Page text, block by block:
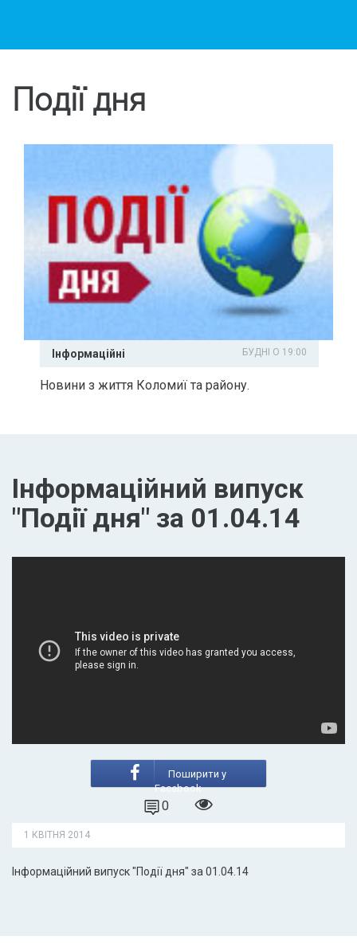
Події дня
Інформаційні БУДНІ О 19:00
Новини з життя Коломиї та району.
Інформаційний випуск
"Події дня" за 01.04.14
Поширити у
Facebook
0
1 КВІТНЯ 2014
Інформаційний випуск "Події дня" за 01.04.14